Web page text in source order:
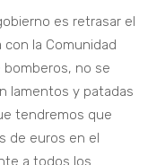
es retrasar el
la Comunidad
no se
lamentos y patadas
tendremos que
de euros en el
a todos los